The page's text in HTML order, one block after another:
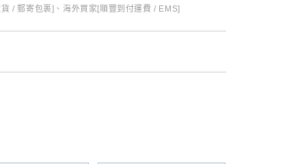
/ 郵寄包裹]、海外買家[順豐到付運費 / EMS]